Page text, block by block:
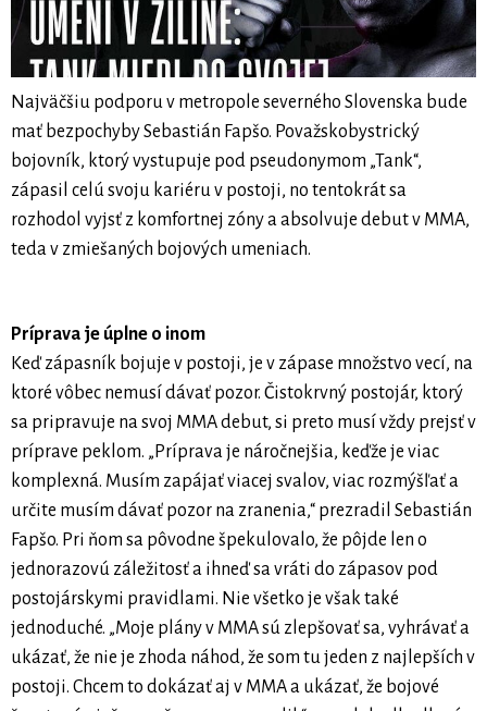
Najväčšiu podporu v metropole severného Slovenska bude
mať bezpochyby Sebastián Fapšo. Považskobystrický
bojovník, ktorý vystupuje pod pseudonymom „Tank“,
zápasil celú svoju kariéru v postoji, no tentokrát sa
rozhodol vyjsť z komfortnej zóny a absolvuje debut v MMA,
teda v zmiešaných bojových umeniach.
Príprava je úplne o inom
Keď zápasník bojuje v postoji, je v zápase množstvo vecí, na
ktoré vôbec nemusí dávať pozor. Čistokrvný postojár, ktorý
sa pripravuje na svoj MMA debut, si preto musí vždy prejsť v
príprave peklom. „Príprava je náročnejšia, keďže je viac
komplexná. Musím zapájať viacej svalov, viac rozmýšľať a
určite musím dávať pozor na zranenia,“ prezradil Sebastián
Fapšo. Pri ňom sa pôvodne špekulovalo, že pôjde len o
jednorazovú záležitosť a ihneď sa vráti do zápasov pod
postojárskymi pravidlami. Nie všetko je však také
jednoduché. „Moje plány v MMA sú zlepšovať sa, vyhrávať a
ukázať, že nie je zhoda náhod, že som tu jeden z najlepších v
postoji. Chcem to dokázať aj v MMA a ukázať, že bojové